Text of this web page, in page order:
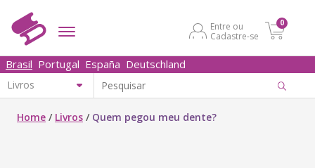
Entre ou
Cadastre-se
0
Brasil Portugal España Deutschland
Home / Livros / Quem pegou meu dente?